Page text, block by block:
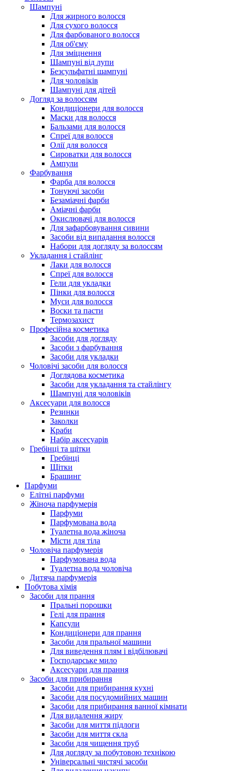
Шампуні
Для жирного волосся
Для сухого волосся
Для фарбованого волосся
Для об'єму
Для зміцнення
Шампуні від лупи
Безсульфатні шампуні
Для чоловіків
Шампуні для дітей
Догляд за волоссям
Кондиціонери для волосся
Маски для волосся
Бальзами для волосся
Спреї для волосся
Олії для волосся
Сироватки для волосся
Ампули
Фарбування
Фарба для волосся
Тонуючі засоби
Безаміачні фарби
Аміачні фарби
Окислювачі для волосся
Для зафарбовування сивини
Засоби від випадання волосся
Набори для догляду за волоссям
Укладання і стайлінг
Лаки для волосся
Спреї для волосся
Гели для укладки
Пінки для волосся
Муси для волосся
Воски та пасти
Термозахист
Професійна косметика
Засоби для догляду
Засоби з фарбування
Засоби для укладки
Чоловічі засоби для волосся
Доглядова косметика
Засоби для укладання та стайлінгу
Шампуні для чоловіків
Аксесуари для волосся
Резинки
Заколки
Краби
Набір аксесуарів
Гребінці та щітки
Гребінці
Щітки
Брашинг
Парфуми
Елітні парфуми
Жіноча парфумерія
Парфуми
Парфумована вода
Туалетна вода жіноча
Місти для тіла
Чоловіча парфумерія
Парфумована вода
Туалетна вода чоловіча
Дитяча парфумерія
Побутова хімія
Засоби для прання
Пральні порошки
Гелі для прання
Капсули
Кондиціонери для прання
Засоби для пральної машини
Для виведення плям і відбілювачі
Господарське мило
Аксесуари для прання
Засоби для прибирання
Засоби для прибирання кухні
Засоби для посудомийних машин
Засоби для прибирання ванної кімнати
Для видалення жиру
Засоби для миття підлоги
Засоби для миття скла
Засоби для чищення труб
Для догляду за побутовою технікою
Універсальні чистячі засоби